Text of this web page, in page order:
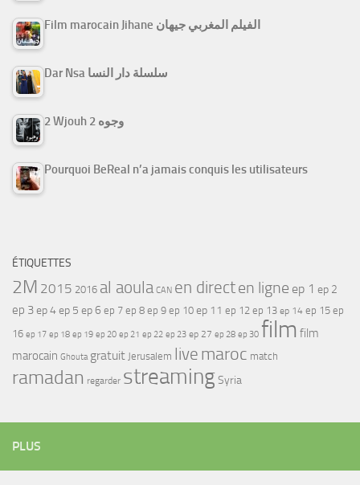
Film marocain Jihane الفيلم المغربي جيهان
Dar Nsa سلسلة دار النسا
2 Wjouh 2 وجوه
Pourquoi BeReal n’a jamais conquis les utilisateurs
ÉTIQUETTES
2M 2015 2016 al aoula CAN en directen ligne ep 1 ep 2
ep 3ep 4ep 5 ep 6 ep 7 ep 8 ep 9 ep 10 ep 11 ep 12 ep 13 ep 14 ep 15 ep
16 ep 17 ep 18 ep 19 ep 20 ep 21 ep 22 ep 23 ep 27 ep 28 ep 30 film film
marocain Ghouta gratuit Jerusalem live maroc match
ramadan regarder streamingSyria
PLUS